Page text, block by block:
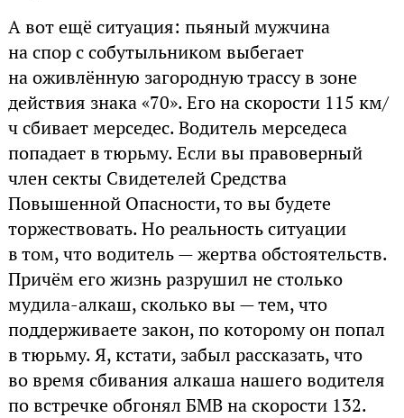
А вот ещё ситуация: пьяный мужчина
на спор с собутыльником выбегает
на оживлённую загородную трассу в зоне
действия знака «70». Его на скорости 115 км/
ч сбивает мерседес. Водитель мерседеса
попадает в тюрьму. Если вы правоверный
член секты Свидетелей Средства
Повышенной Опасности, то вы будете
торжествовать. Но реальность ситуации
в том, что водитель — жертва обстоятельств.
Причём его жизнь разрушил не столько
мудила-алкаш, сколько вы — тем, что
поддерживаете закон, по которому он попал
в тюрьму. Я, кстати, забыл рассказать, что
во время сбивания алкаша нашего водителя
по встречке обгонял БМВ на скорости 132.